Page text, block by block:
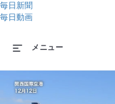
毎日新聞
毎日動画
メニュー